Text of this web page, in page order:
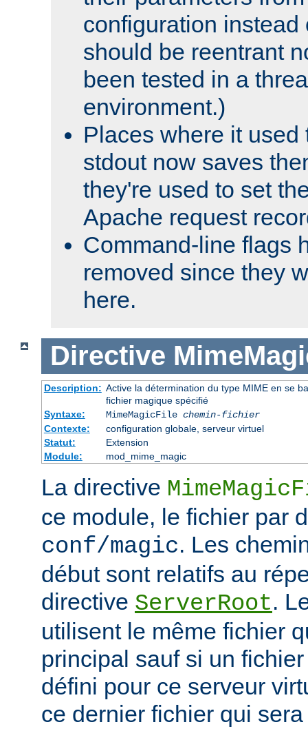
configuration instead
should be reentrant
been tested in a
environment.)
Places where it used
stdout now saves
they're used to set
Apache request
Command-line flags
removed since they
here.
Directive
Description: Active la détermination du type MIME en se
fichier magique spécifié
Syntaxe:
MimeMagicFile chemin-fichier
Contexte:
configuration globale, serveur virtuel
Statut:
Extension
Module:
mod_mime_magic
La directive
ce module, le fichier par
conf/magic. Les
début sont relatifs au
directive ServerRoot.
utilisent le même fichier
principal sauf si un
défini pour ce serveur
ce dernier fichier qui